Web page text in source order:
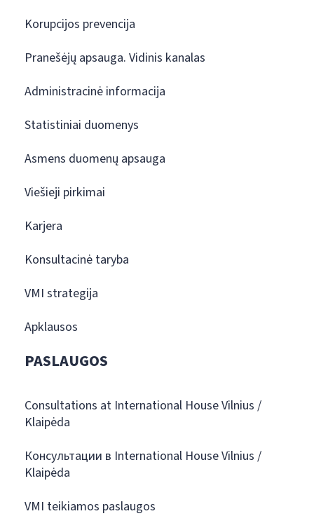
Korupcijos prevencija
Pranešėjų apsauga. Vidinis kanalas
Administracinė informacija
Statistiniai duomenys
Asmens duomenų apsauga
Viešieji pirkimai
Karjera
Konsultacinė taryba
VMI strategija
Apklausos
PASLAUGOS
Consultations at International House Vilnius /
Klaipėda
Консультации в International House Vilnius /
Klaipėda
VMI teikiamos paslaugos